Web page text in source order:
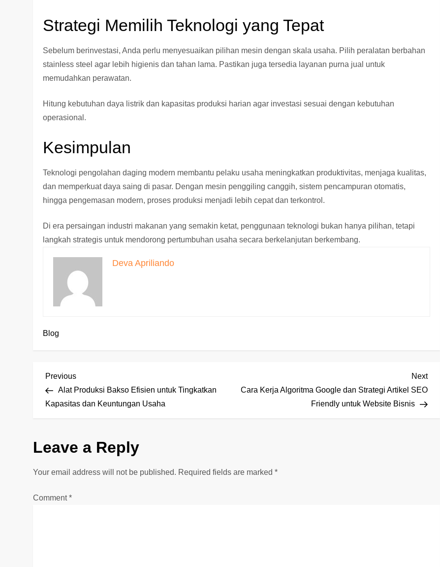
Strategi Memilih Teknologi yang Tepat
Sebelum berinvestasi, Anda perlu menyesuaikan pilihan mesin dengan skala usaha. Pilih peralatan berbahan
stainless steel agar lebih higienis dan tahan lama. Pastikan juga tersedia layanan purna jual untuk
memudahkan perawatan.
Hitung kebutuhan daya listrik dan kapasitas produksi harian agar investasi sesuai dengan kebutuhan
operasional.
Kesimpulan
Teknologi pengolahan daging modern membantu pelaku usaha meningkatkan produktivitas, menjaga kualitas,
dan memperkuat daya saing di pasar. Dengan mesin penggiling canggih, sistem pencampuran otomatis,
hingga pengemasan modern, proses produksi menjadi lebih cepat dan terkontrol.
Di era persaingan industri makanan yang semakin ketat, penggunaan teknologi bukan hanya pilihan, tetapi
langkah strategis untuk mendorong pertumbuhan usaha secara berkelanjutan berkembang.
Deva Apriliando
Blog
P
o
t
n
Previous
Post
Previous
Alat Produksi Bakso Efisien untuk Tingkatkan
Kapasitas dan Keuntungan Usaha
Next
Post
Next
Cara Kerja Algoritma Google dan Strategi Artikel SEO
Friendly untuk Website Bisnis
Leave a Reply
Your email address will not be published. Required fields are marked*
Comment*